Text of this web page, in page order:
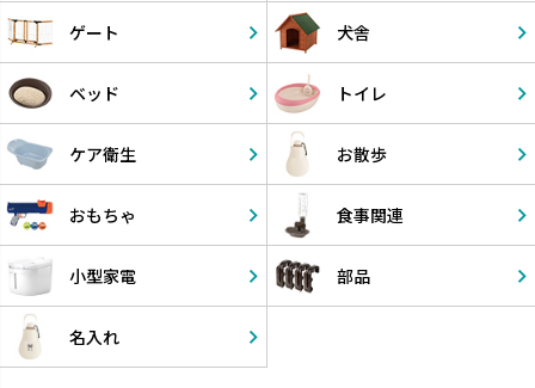
ゲート 犬舎
ベッド トイレ
ケア衛生 お散歩
おもちゃ 食事関連
小型家電 部品
名入れ